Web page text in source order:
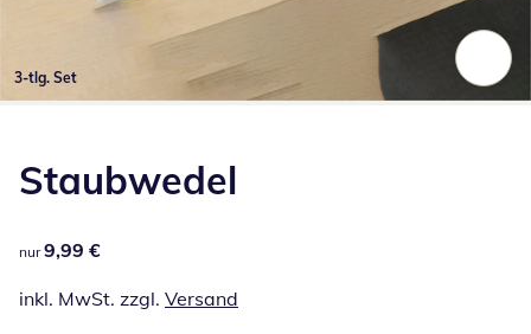
3-tlg. Set
Staubwedel
9,99 €
nur 9,99 €
inkl. MwSt. zzgl. Versand